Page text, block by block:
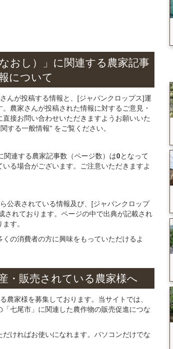
おし）」 に関連する 農家記事
について
んが投稿する情報と、[ジャパンクロップス]運
農家さんが投稿された情報に対するご意見・
接お問い合わせいただきますようお願いいた
する一般情報" をご覧ください。
連する農家記事数（ページ数）は0となって
る場合がございます。ご注意いただきますよ
公表されている情報及び、[ジャパンクロップ
されております。ページの中で出典が記載され
す。
の消費者の方に興味をもっていただけるよ
・販売されている 農家様へ
農家様を募集しております。当サイトでは、
七尾市」に関連した農作物の販売促進につな
ければお使いになれます。パソコンだけでな